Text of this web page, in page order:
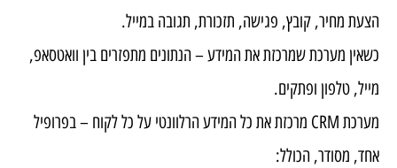
הצעת מחיר, קובץ, פגישה, תזכורת, תגובה במייל.
כשאין מערכת שמרכזת את המידע – הנתונים מתפזרים בין וואטסאפ,
מייל, טלפון ופתקים.
מערכת CRM מרכזת את כל המידע הרלוונטי על כל לקוח – בפרופיל
אחד, מסודר, הכולל: